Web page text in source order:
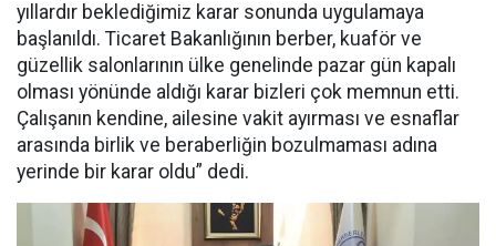
yıllardır beklediğimiz karar sonunda uygulamaya
başlanıldı. Ticaret Bakanlığının berber, kuaför ve
güzellik salonlarının ülke genelinde pazar gün kapalı
olması yönünde aldığı karar bizleri çok memnun etti.
Çalışanın kendine, ailesine vakit ayırması ve esnaflar
arasında birlik ve beraberliğin bozulmaması adına
yerinde bir karar oldu” dedi.